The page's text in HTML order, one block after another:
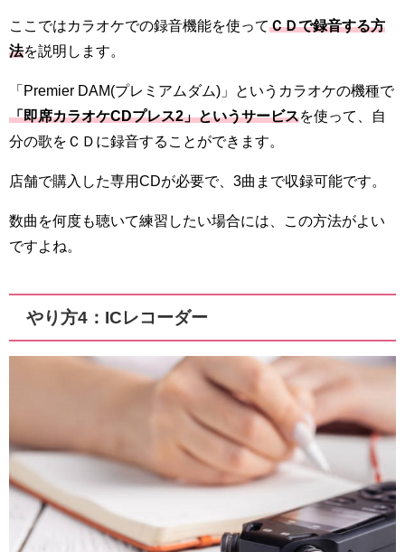
ここではカラオケでの録音機能を使ってＣＤで録音する方
法を説明します。
「Premier DAM(プレミアムダム)」というカラオケの機種で
「即席カラオケCDプレス2」というサービスを使って、自
分の歌をＣＤに録音することができます。
店舗で購入した専用CDが必要で、3曲まで収録可能です。
数曲を何度も聴いて練習したい場合には、この方法がよい
ですよね。
やり方4：ICレコーダー